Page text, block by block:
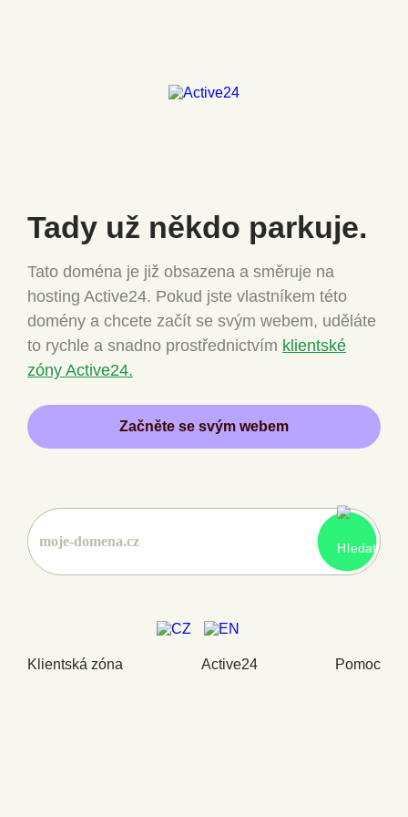
Tady už někdo parkuje.
Tato doména je již obsazena a směruje na
hosting Active24. Pokud jste vlastníkem této
domény a chcete začít se svým webem, uděláte
to rychle a snadno prostřednictvím klientské
zóny Active24.
Začněte se svým webem
Klientská zóna Active24 Pomoc